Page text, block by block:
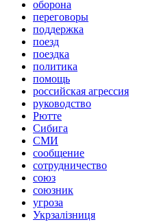
оборона
переговоры
поддержка
поезд
поездка
политика
помощь
российская агрессия
руководство
Рютте
Сибига
СМИ
сообщение
сотрудничество
союз
союзник
угроза
Укрзалізниця